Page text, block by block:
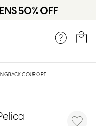
SCARPIN SLINGBACK COURO PELICA CARAMELO BICO FINO SALTO BAIXO